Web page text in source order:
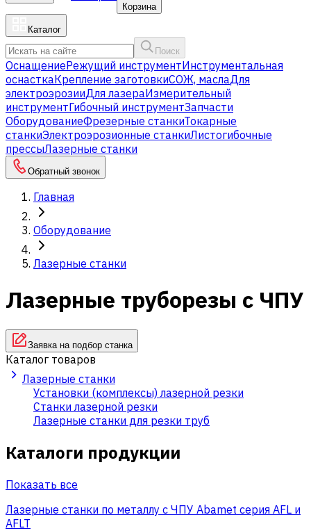
Корзина
Каталог
Поиск
ОснащениеРежущий инструментИнструментальная
оснасткаКрепление заготовкиСОЖ, маслаДля
электроэрозииДля лазераИзмерительный
инструментГибочный инструментЗапчасти
ОборудованиеФрезерные станкиТокарные
станкиЭлектроэрозионные станкиЛистогибочные
прессыЛазерные станки
Обратный звонок
Главная
Оборудование
Лазерные станки
Лазерные труборезы с ЧПУ
Заявка на подбор станка
Каталог товаров
Лазерные станки
Установки (комплексы) лазерной резки
Станки лазерной резки
Лазерные станки для резки труб
Каталоги продукции
Показать все
Лазерные станки по металлу с ЧПУ Abamet серия AFL и
AFLT